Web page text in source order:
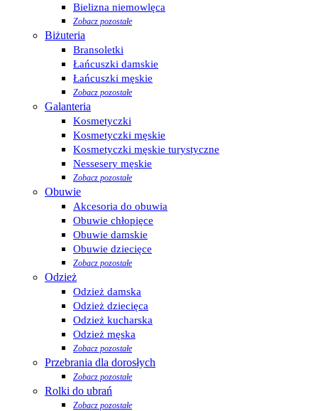
Bielizna niemowlęca
Zobacz pozostałe
Biżuteria
Bransoletki
Łańcuszki damskie
Łańcuszki męskie
Zobacz pozostałe
Galanteria
Kosmetyczki
Kosmetyczki męskie
Kosmetyczki męskie turystyczne
Nessesery męskie
Zobacz pozostałe
Obuwie
Akcesoria do obuwia
Obuwie chłopięce
Obuwie damskie
Obuwie dziecięce
Zobacz pozostałe
Odzież
Odzież damska
Odzież dziecięca
Odzież kucharska
Odzież męska
Zobacz pozostałe
Przebrania dla dorosłych
Zobacz pozostałe
Rolki do ubrań
Zobacz pozostałe